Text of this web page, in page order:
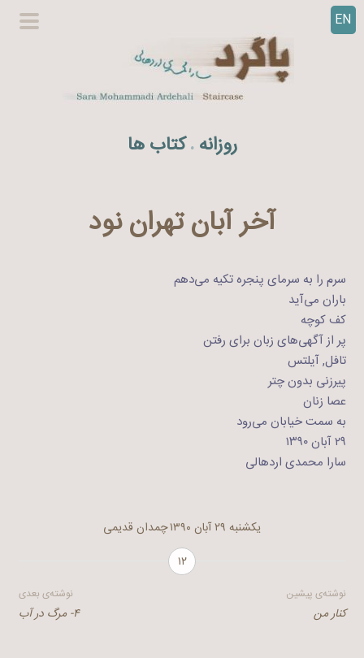
EN
روزانه . کتاب ها
آخر آبان تهران نود
سرم را به سرمای پنجره تکیه می‌دهم
باران می‌آید
کف کوچه
پر از آگهی‌های زبان برای رفتن
تافل, آیلتس
پیرزنی بدون چتر
عصا زنان
به سمت خیابان می‌رود
۲۹ آبان ۱۳۹۰
سارا محمدی اردهالی
یکشنبه ۲۹ آبان ۱۳۹۰
چمدان قدیمی
۱۲
راهبری
نوشته‌ی پیشین
کنار من
نوشته‌ی بعدی
۴- مرگ در آب